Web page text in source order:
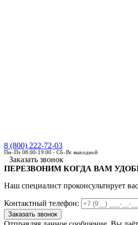
8 (800) 222-72-03
Пн–Пт 08:00-19:00 - Сб–Вс выходной
Заказать звонок
ПЕРЕЗВОНИМ КОГДА ВАМ
Наш специалист проконсультирует
Контактный телефон: